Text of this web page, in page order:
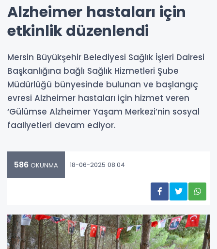
Alzheimer hastaları için
etkinlik düzenlendi
Mersin Büyükşehir Belediyesi Sağlık İşleri Dairesi
Başkanlığına bağlı Sağlık Hizmetleri Şube
Müdürlüğü bünyesinde bulunan ve başlangıç
evresi Alzheimer hastaları için hizmet veren
‘Gülümse Alzheimer Yaşam Merkezi’nin sosyal
faaliyetleri devam ediyor.
586 OKUNMA 18-06-2025 08:04